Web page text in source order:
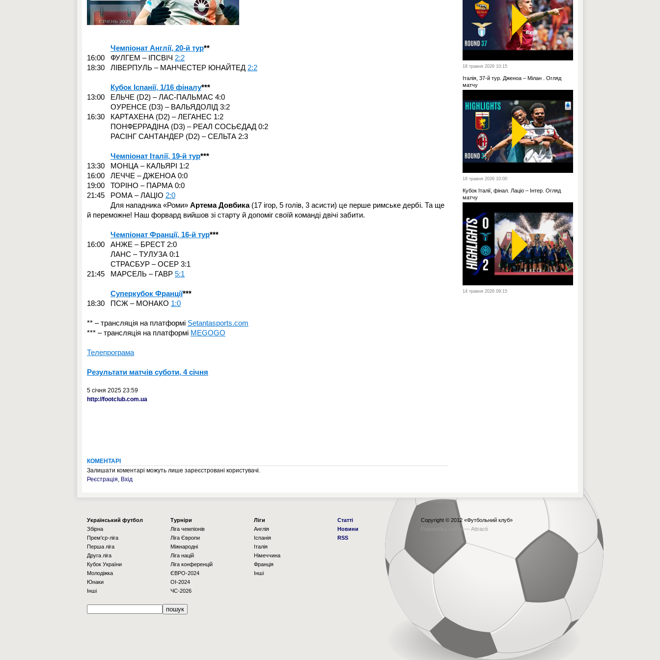
Чемпіонат Англії, 20-й тур**
16:00 ФУЛГЕМ – ІПСВІЧ 2:2
18:30 ЛІВЕРПУЛЬ – МАНЧЕСТЕР ЮНАЙТЕД 2:2
Кубок Іспанії, 1/16 фіналу***
13:00 ЕЛЬЧЕ (D2) – ЛАС-ПАЛЬМАС 4:0
ОУРЕНСЕ (D3) – ВАЛЬЯДОЛІД 3:2
16:30 КАРТАХЕНА (D2) – ЛЕГАНЕС 1:2
ПОНФЕРРАДІНА (D3) – РЕАЛ СОСЬЄДАД 0:2
РАСІНГ САНТАНДЕР (D2) – СЕЛЬТА 2:3
Чемпіонат Італії, 19-й тур***
13:30 МОНЦА – КАЛЬЯРІ 1:2
16:00 ЛЕЧЧЕ – ДЖЕНОА 0:0
19:00 ТОРІНО – ПАРМА 0:0
21:45 РОМА – ЛАЦІО 2:0
Для нападника «Роми» Артема Довбика(17 ігор, 5 голів, 3 асисти) це перше римське дербі. Та ще
й переможне! Наш форвард вийшов зі старту й допоміг своїй команді двічі забити.
Чемпіонат Франції, 16-й тур***
16:00 АНЖЕ – БРЕСТ 2:0
ЛАНС – ТУЛУЗА 0:1
СТРАСБУР – ОСЕР 3:1
21:45 МАРСЕЛЬ – ГАВР 5:1
Суперкубок Франції***
18:30 ПСЖ – МОНАКО 1:0
** – трансляція на платформі Setantasports.com
*** – трансляція на платформі MEGOGO
Телепрограма
Результати матчів суботи, 4 січня
5 січня 2025 23:59
http://footclub.com.ua
КОМЕНТАРІ
Залишати коментарі можуть лише зареєстровані користувачі.
Реєстрація, Вхід
18 травня 2026 10:15
Італія, 37-й тур. Дженоа – Мілан . Огляд
матчу
18 травня 2026 10:00
Кубок Італії, фінал. Лаціо – Інтер. Огляд
матчу
14 травня 2026 09:15
Українcький футбол
Збірна
Прем'єр-ліга
Перша ліга
Друга ліга
Кубок України
Молодіжка
Юнаки
Інші
Турніри
Ліга чемпіонів
Ліга Європи
Міжнародні
Ліга націй
Ліга конференцій
ЄВРО-2024
OI-2024
ЧС-2026
Ліги
Англія
Іспанія
Італія
Німеччина
Франція
Інші
Статті
Новини
RSS
Copyright © 2012 «Футбольний клуб»
Рорзробка сайта — Attracti